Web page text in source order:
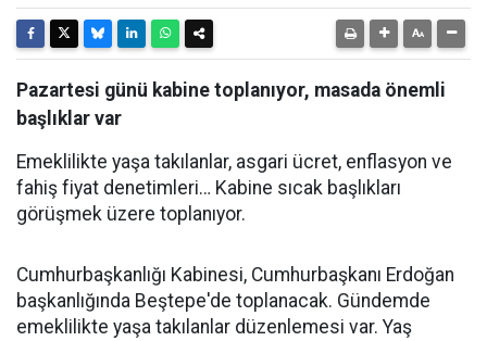
Pazartesi günü kabine toplanıyor, masada önemli
başlıklar var
Emeklilikte yaşa takılanlar, asgari ücret, enflasyon ve
fahiş fiyat denetimleri… Kabine sıcak başlıkları
görüşmek üzere toplanıyor.
Cumhurbaşkanlığı Kabinesi, Cumhurbaşkanı Erdoğan
başkanlığında Beştepe'de toplanacak. Gündemde
emeklilikte yaşa takılanlar düzenlemesi var. Yaş